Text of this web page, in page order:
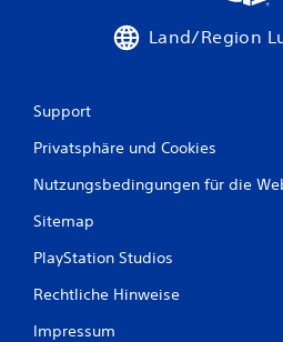
Land/Region
Support
Privatsphäre und Cookies
Nutzungsbedingungen für die
Sitemap
PlayStation Studios
Rechtliche Hinweise
Impressum